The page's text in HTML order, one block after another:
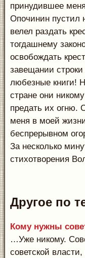
принудившее
Опочинин пустил
велел раздать
тогдашнему
освобождать
завещании
любезные книги!
стране они
предать их огню.
меня в моей
беспрерывном
За несколько
стихотворения
Другое по
Кому нужны
…Уже никому.
советской